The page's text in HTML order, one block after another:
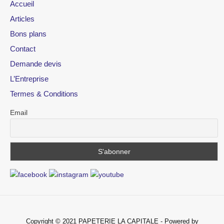
Accueil
Articles
Bons plans
Contact
Demande devis
L’Entreprise
Termes & Conditions
Email
Copyright © 2021 PAPETERIE LA CAPITALE - Powered by